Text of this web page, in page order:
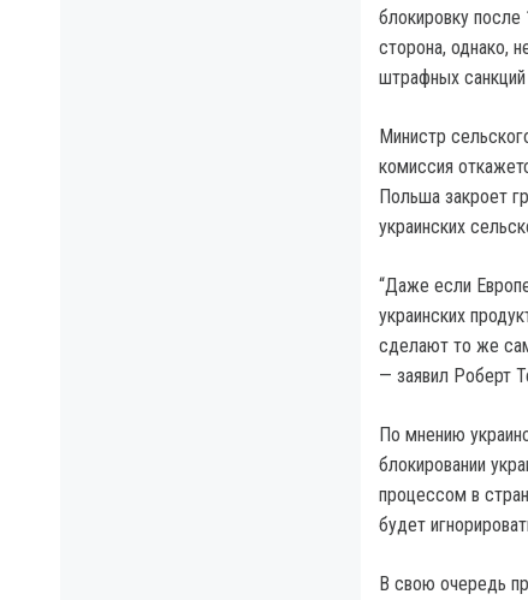
блокировку после
сторона, однако,
штрафных
Министр
комиссия
Польша закроет
украинских
“Даже если
украинских
сделают то же
— заявил Роберт
По мнению
блокировании
процессом в
будет
В свою очередь